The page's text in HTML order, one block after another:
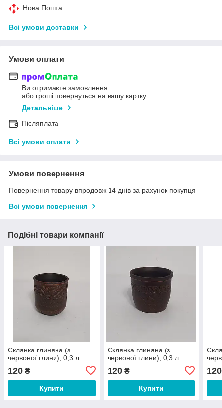
Нова Пошта
Всі умови доставки
Умови оплати
Ви отримаєте замовлення
або гроші повернуться на вашу картку
Детальніше
Післяплата
Всі умови оплати
Умови повернення
Повернення товару впродовж 14 днів за рахунок покупця
Всі умови повернення
Подібні товари компанії
Склянка глиняна (з
червоної глини), 0,3 л
120 ₴
Купити
Склянка глиняна (з
червоної глини), 0,3 л
120₴
Купити
120